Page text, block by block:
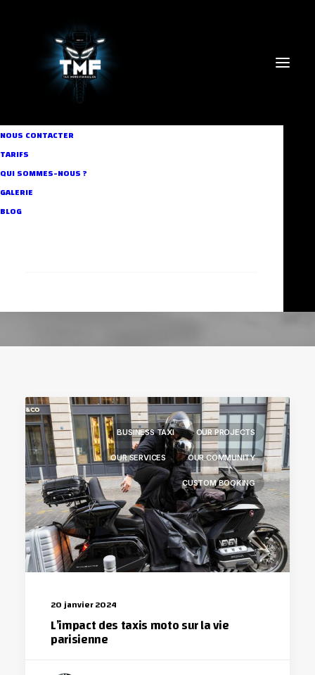
NOUS CONTACTER
TARIFS
QUI SOMMES-NOUS ?
GALERIE
BLOG
BUSINESS TAXI OUR PROJECTS
OUR SERVICES OUR COMMUNITY
CUSTOM BOOKING
20 janvier 2024
L’impact des taxis moto sur la vie
parisienne